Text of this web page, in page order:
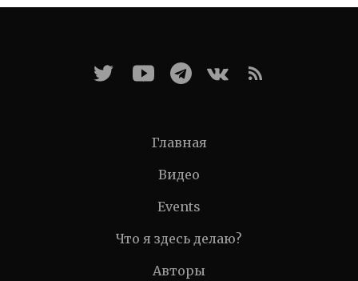
Главная
Видео
Events
Что я здесь делаю?
Авторы